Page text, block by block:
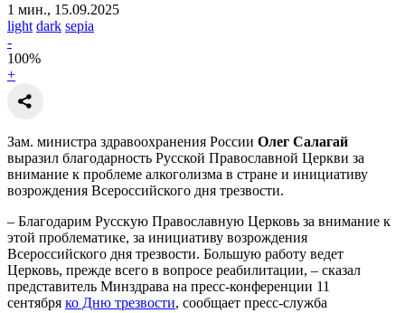
1 мин., 15.09.2025
light dark sepia
-
100%
+
Зам. министра здравоохранения России Олег Салагай
выразил благодарность Русской Православной Церкви за
внимание к проблеме алкоголизма в стране и инициативу
возрождения Всероссийского дня трезвости.
– Благодарим Русскую Православную Церковь за внимание к
этой проблематике, за инициативу возрождения
Всероссийского дня трезвости. Большую работу ведет
Церковь, прежде всего в вопросе реабилитации, – сказал
представитель Минздрава на пресс-конференции 11
сентября ко Дню трезвости, сообщает пресс-служба